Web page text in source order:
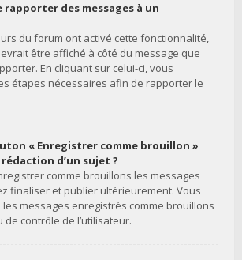
rapporter des messages à un
du forum ont activé cette fonctionnalité,
être affiché à côté du message que
En cliquant sur celui-ci, vous
étapes nécessaires afin de rapporter le
« Enregistrer comme brouillon »
d’un sujet ?
comme brouillons les messages
finaliser et publier ultérieurement. Vous
messages enregistrés comme brouillons
contrôle de l’utilisateur.